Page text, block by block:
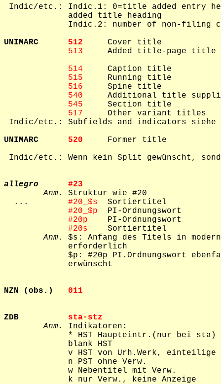
Indic/etc.: Indic.1: 0=title added entry
             added title heading
Indic.2: number of non-filing
UNIMARC 512 Cover title
513 Added title-page title
514 Caption title
515 Running title
516 Spine title
540 Additional title
545 Section title
517 Other variant titles
Indic/etc.: Subfields and indicators siehe
UNIMARC 520 Former title
Indic/etc.: Wenn kein Split gewünscht,
allegro
#23
Anm.
Struktur wie #20
  ...
#20_$s Sortiertitel
#20_$p PI-Ordnungswort
#20p PI-Ordnungswort
#20s Sortiertitel
Anm.
$s: Anfang des Titels in
             erforderlich
$p: #20p PI.Ordnungswort
             erwünscht
NZN (obs.) 011
ZDB sta-stz
Anm.
Indikatoren:
             * HST Haupteintr.(nur bei sta)
             blank HST
v HST von Urh.Werk, einteilige
             n PST ohne Verw.
             w Nebentitel mit Verw.
             k nur Verw., keine Anzeige